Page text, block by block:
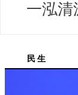
一泓清